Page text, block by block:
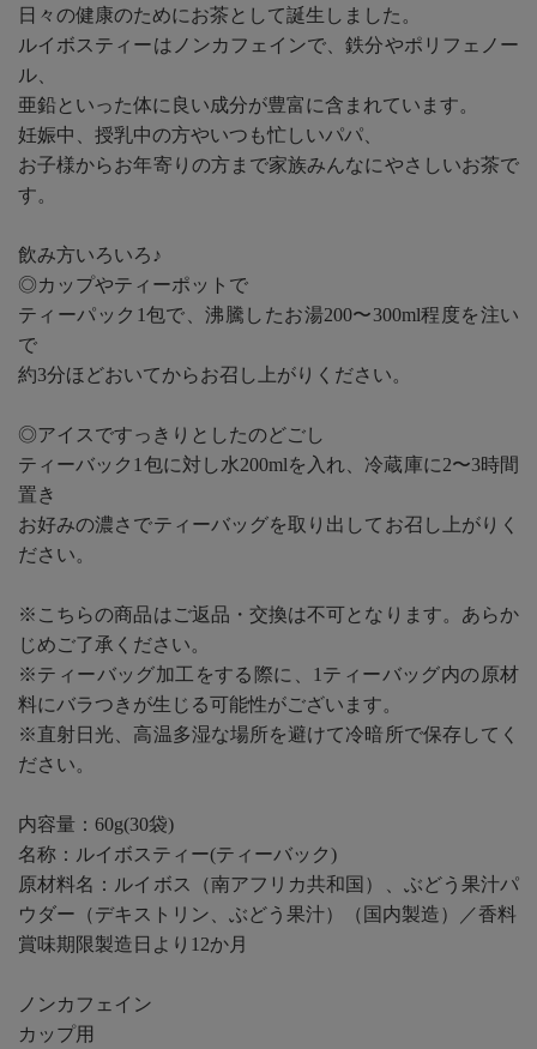
日々の健康のためにお茶として誕生しました。
ルイボスティーはノンカフェインで、鉄分やポリフェノー
ル、
亜鉛といった体に良い成分が豊富に含まれています。
妊娠中、授乳中の方やいつも忙しいパパ、
お子様からお年寄りの方まで家族みんなにやさしいお茶で
す。
飲み方いろいろ♪
◎カップやティーポットで
ティーパック1包で、沸騰したお湯200〜300ml程度を注い
で
約3分ほどおいてからお召し上がりください。
◎アイスですっきりとしたのどごし
ティーバック1包に対し水200mlを入れ、冷蔵庫に2〜3時間
置き
お好みの濃さでティーバッグを取り出してお召し上がりく
ださい。
※こちらの商品はご返品・交換は不可となります。あらか
じめご了承ください。
※ティーバッグ加工をする際に、1ティーバッグ内の原材
料にバラつきが生じる可能性がございます。
※直射日光、高温多湿な場所を避けて冷暗所で保存してく
ださい。
内容量：60g(30袋)
名称：ルイボスティー(ティーバック)
原材料名：ルイボス（南アフリカ共和国）、ぶどう果汁パ
ウダー（デキストリン、ぶどう果汁）（国内製造）／香料
賞味期限製造日より12か月
ノンカフェイン
カップ用